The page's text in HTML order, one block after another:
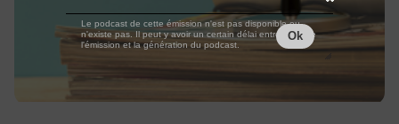
Le podcast de cette émission n'est pas disponible ou
n'existe pas. Il peut y avoir un certain délai entre la fin de
l'émission et la génération du podcast.
Ok